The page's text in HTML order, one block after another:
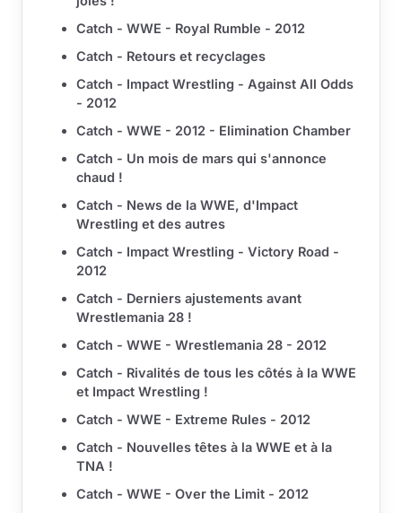
Catch - WWE - Royal Rumble - 2012
Catch - Retours et recyclages
Catch - Impact Wrestling - Against All Odds
- 2012
Catch - WWE - 2012 - Elimination Chamber
Catch - Un mois de mars qui s'annonce
chaud !
Catch - News de la WWE, d'Impact
Wrestling et des autres
Catch - Impact Wrestling - Victory Road -
2012
Catch - Derniers ajustements avant
Wrestlemania 28 !
Catch - WWE - Wrestlemania 28 - 2012
Catch - Rivalités de tous les côtés à la WWE
et Impact Wrestling !
Catch - WWE - Extreme Rules - 2012
Catch - Nouvelles têtes à la WWE et à la
TNA !
Catch - WWE - Over the Limit - 2012